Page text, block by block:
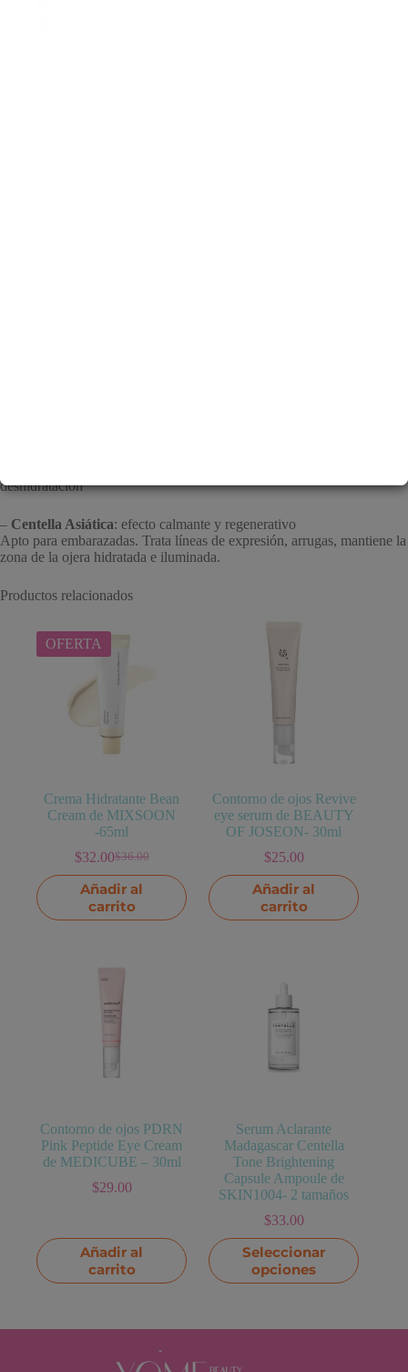
deshidratación
– Centella Asiática: efecto calmante y regenerativo
Apto para embarazadas. Trata líneas de expresión, arrugas, mantiene la
zona de la ojera hidratada e iluminada.
Productos relacionados
OFERTA
Crema Hidratante Bean
Cream de MIXSOON
-65ml
$36.00
El
precio
original
era:
$32.00El
precio
actual
es:
Añadir al
carrito
Contorno de ojos Revive
eye serum de BEAUTY
OF JOSEON- 30ml
$25.00
Añadir al
carrito
Contorno de ojos PDRN
Pink Peptide Eye Cream
de MEDICUBE – 30ml
$29.00
Añadir al
carrito
Serum Aclarante
Madagascar Centella
Tone Brightening
Capsule Ampoule de
SKIN1004- 2 tamaños
$33.00
Seleccionar
opciones
Este
producto
tiene
Las